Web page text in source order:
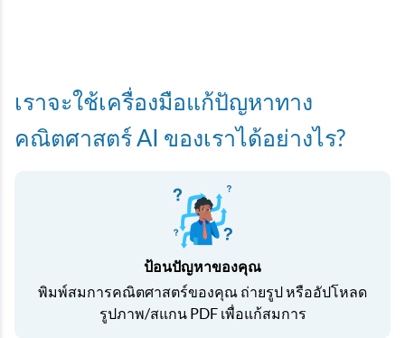
เราจะใช้เครื่องมือแก้ปัญหาทาง
คณิตศาสตร์ AI ของเราได้อย่างไร?
ป้อนปัญหาของคุณ
พิมพ์สมการคณิตศาสตร์ของคุณ ถ่ายรูป หรืออัปโหลด
รูปภาพ/สแกน PDF เพื่อแก้สมการ